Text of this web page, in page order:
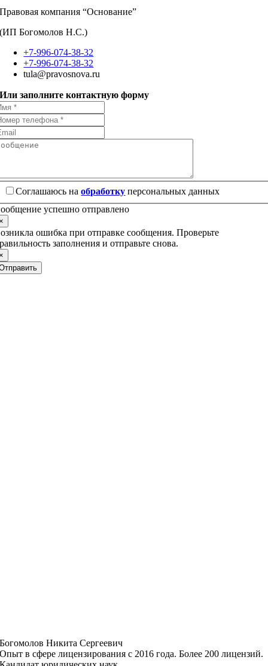
Правовая компания “Основание”
(ИП Богомолов Н.С.)
+7-996-074-38-32
+7-996-074-38-32
tula@pravosnova.ru
Или заполните контактную форму
Соглашаюсь наобработку персональных данных
успешно отправлено
ошибка при отправке сообщения. Проверьте
заполнения и отправьте снова.
Богомолов Никита Сергеевич
Опыт в сфере лицензирования с 2016 года. Более 200 лицензий.